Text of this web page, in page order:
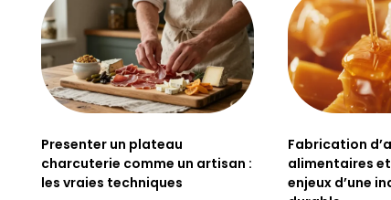
Presenter un plateau
charcuterie comme un artisan :
les vraies techniques
Fabrication
alimentaires
enjeux d’une